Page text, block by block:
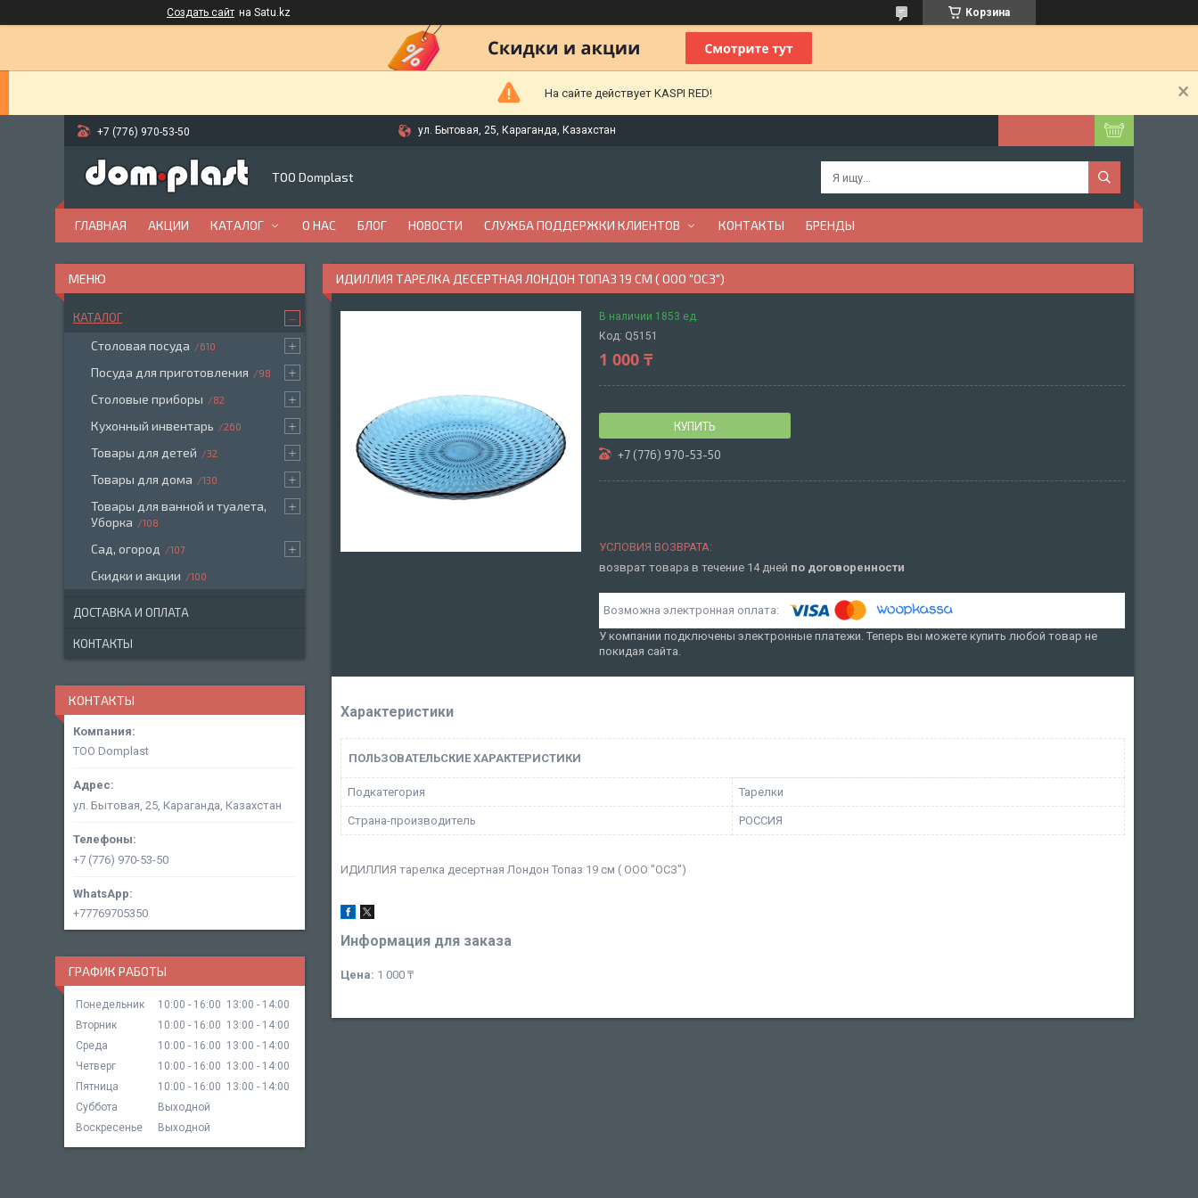
Создать сайт на Satu.kz Корзина
На сайте действует KASPI RED!
+7 (776) 970-53-50 ул. Бытовая, 25, Караганда, Казахстан
ТОО Domplast
ГЛАВНАЯ АКЦИИ КАТАЛОГ О НАС БЛОГ НОВОСТИ СЛУЖБА ПОДДЕРЖКИ КЛИЕНТОВ КОНТАКТЫ БРЕНДЫ
ИДИЛЛИЯ ТАРЕЛКА ДЕСЕРТНАЯ ЛОНДОН ТОПАЗ 19 СМ ( ООО "ОСЗ")
В наличии 1853 ед.
Код: Q5151
1 000 ₸
КУПИТЬ
+7 (776) 970-53-50
возврат товара в течение 14 дней по договоренности
У компании подключены электронные платежи. Теперь вы можете купить любой товар не
покидая сайта.
Характеристики
ПОЛЬЗОВАТЕЛЬСКИЕ ХАРАКТЕРИСТИКИ
Подкатегория Тарелки
Страна-производитель РОССИЯ
ИДИЛЛИЯ тарелка десертная Лондон Топаз 19 см ( ООО "ОСЗ")
Информация для заказа
Цена: 1 000 ₸
КАТАЛОГ
Столовая посуда 610
Посуда для приготовления 98
Столовые приборы 82
Кухонный инвентарь 260
Товары для детей 32
Товары для дома 130
Товары для ванной и туалета,
Уборка
108
Сад, огород 107
Скидки и акции 100
ДОСТАВКА И ОПЛАТА
КОНТАКТЫ
КОНТАКТЫ
ТОО Domplast
ул. Бытовая, 25, Караганда, Казахстан
+7 (776) 970-53-50
+77769705350
ГРАФИК РАБОТЫ
Понедельник 10:00 16:00 13:00
14:00
Вторник
10:00 16:00 13:00
14:00
Среда
10:00 16:00 13:00
14:00
Четверг
10:00 16:00 13:00
14:00
Пятница
10:00 16:00 13:00
14:00
Суббота
Выходной
Воскресенье
Выходной